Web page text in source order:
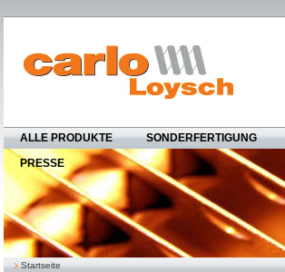
ALLE PRODUKTE SONDERFERTIGUNG
PRESSE
Startseite